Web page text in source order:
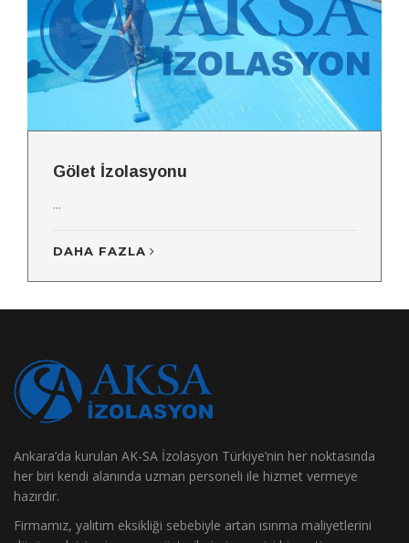
Gölet İzolasyonu
...
DAHA FAZLA
Ankara’da kurulan AK-SA İzolasyon Türkiye’nin her noktasında
her biri kendi alanında uzman personeli ile hizmet vermeye
hazırdır.
Firmamız, yalıtım eksikliği sebebiyle artan ısınma maliyetlerini